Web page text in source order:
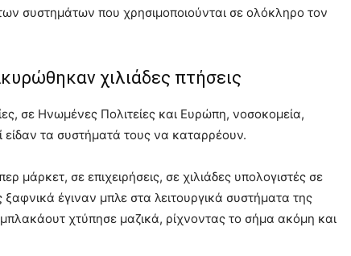
συστημάτων που χρησιμοποιούνται σε ολόκληρο τον
χιλιάδες πτήσεις
σε Ηνωμένες Πολιτείες και Ευρώπη, νοσοκομεία,
είδαν τα συστήματά τους να καταρρέουν.
μάρκετ, σε επιχειρήσεις, σε χιλιάδες υπολογιστές σε
έγιναν μπλε στα λειτουργικά συστήματα της
χτύπησε μαζικά, ρίχνοντας το σήμα ακόμη και